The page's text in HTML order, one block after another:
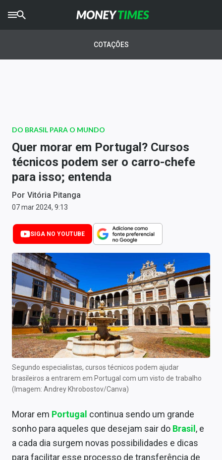
AGROTIMES
Newsletters
Money Trader
Anuncie
Últimas Notícias
Newsletters
Cotações
Comprar ou vender?
Carteiras Recomendadas
Central de Dividendos
Central de Fundos Imobiliários
Central dos IPOs
Renda Fixa
Mercados
Economia
COTAÇÕES
DO BRASIL PARA O MUNDO
Quer morar em Portugal? Cursos
técnicos podem ser o carro-chefe
para isso; entenda
Por Vitória Pitanga
07 mar 2024, 9:13
SIGA NO YOUTUBE
Segundo especialistas, cursos técnicos podem ajudar
brasileiros a entrarem em Portugal com um visto de trabalho
(Imagem: Andrey Khrobostov/Canva)
Morar em Portugal continua sendo um grande
sonho para aqueles que desejam sair do Brasil , e
a cada dia surgem novas possibilidades e dicas
para facilitar esse processo de transferência de